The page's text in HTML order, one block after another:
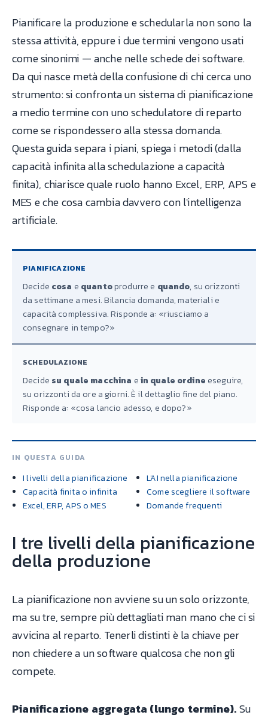
Pianificare la produzione e schedularla non sono la
stessa attività, eppure i due termini vengono usati
come sinonimi — anche nelle schede dei software.
Da qui nasce metà della confusione di chi cerca uno
strumento: si confronta un sistema di pianificazione
a medio termine con uno schedulatore di reparto
come se rispondessero alla stessa domanda.
Questa guida separa i piani, spiega i metodi (dalla
capacità infinita alla schedulazione a capacità
finita), chiarisce quale ruolo hanno Excel, ERP, APS e
MES e che cosa cambia davvero con l'intelligenza
artificiale.
PIANIFICAZIONE
Decide cosa e quantoprodurre e quando, su orizzonti
da settimane a mesi. Bilancia domanda, materiali e
capacità complessiva. Risponde a: «riusciamo a
consegnare in tempo?»
SCHEDULAZIONE
Decide su quale macchina ein quale ordine eseguire,
su orizzonti da ore a giorni. È il dettaglio fine del piano.
Risponde a: «cosa lancio adesso, e dopo?»
IN QUESTA GUIDA
I livelli della pianificazione
Capacità finita o infinita
Excel, ERP, APS o MES
L'AI nella pianificazione
Come scegliere il software
Domande frequenti
I tre livelli della pianificazione
della produzione
La pianificazione non avviene su un solo orizzonte,
ma su tre, sempre più dettagliati man mano che ci si
avvicina al reparto. Tenerli distinti è la chiave per
non chiedere a un software qualcosa che non gli
compete.
Pianificazione aggregata (lungo termine).Su